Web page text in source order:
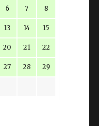
6 7 8
13 14 15
20 21 22
27 28 29